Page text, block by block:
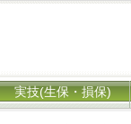
実技(生保・損保)